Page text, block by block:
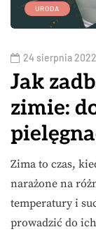
URODA
24 sierpnia 2022
Jak
zimie:
Zima to czas,
narażone na
temperatury i
prowadzić do